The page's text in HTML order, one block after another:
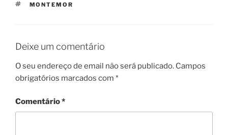
ETIQUETAS
MONTEMOR
Deixe um comentário
O seu endereço de email não será publicado. Campos
obrigatórios marcados com *
Comentário*